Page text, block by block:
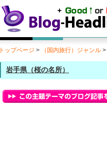
トップページ > （国内旅行）ジャンル >
岩手県（桜の名所）